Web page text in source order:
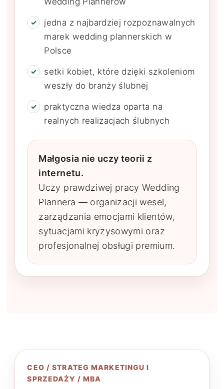
jedna z najbardziej rozpoznawalnych
marek wedding plannerskich w
Polsce
setki kobiet, które dzięki szkoleniom
weszły do branży ślubnej
praktyczna wiedza oparta na
realnych realizacjach ślubnych
Małgosia nie uczy teorii z
internetu.
Uczy prawdziwej pracy Wedding
Plannera — organizacji wesel,
zarządzania emocjami klientów,
sytuacjami kryzysowymi oraz
profesjonalnej obsługi premium.
CEO / STRATEG MARKETINGU I
SPRZEDAŻY / MBA